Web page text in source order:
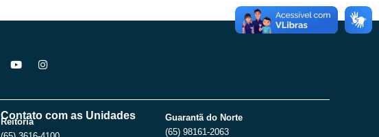
Y
o
u
b
e
I
n
a
g
r
a
Contato com as Unidades
Reitoria
Guarantã do Norte
(65) 98161-2063